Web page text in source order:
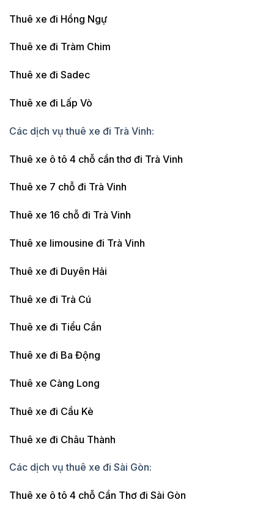
Thuê xe đi Hồng Ngự
Thuê xe đi Tràm Chim
Thuê xe đi Sadec
Thuê xe đi Lấp Vò
Các dịch vụ thuê xe đi Trà Vinh:
Thuê xe ô tô 4 chỗ cần thơ đi Trà Vinh
Thuê xe 7 chỗ đi Trà Vinh
Thuê xe 16 chỗ đi Trà Vinh
Thuê xe limousine đi Trà Vinh
Thuê xe đi Duyên Hải
Thuê xe đi Trà Cú
Thuê xe đi Tiểu Cần
Thuê xe đi Ba Động
Thuê xe Càng Long
Thuê xe đi Cầu Kè
Thuê xe đi Châu Thành
Các dịch vụ thuê xe đi Sài Gòn:
Thuê xe ô tô 4 chỗ Cần Thơ đi Sài Gòn